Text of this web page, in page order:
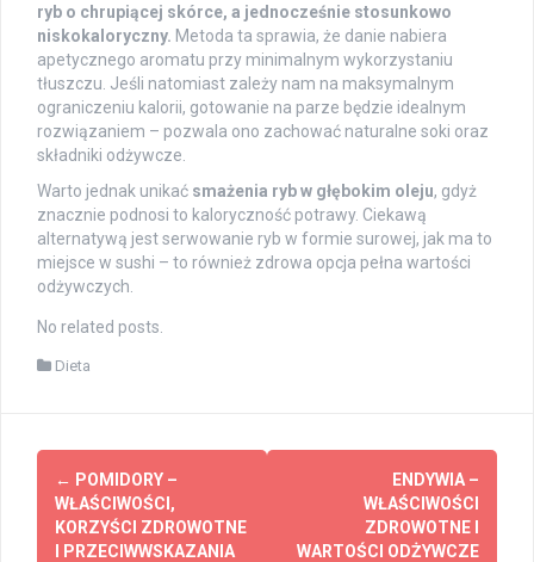
ryb o chrupiącej skórce, a jednocześnie stosunkowo
niskokaloryczny. Metoda ta sprawia, że danie nabiera
apetycznego aromatu przy minimalnym wykorzystaniu
tłuszczu. Jeśli natomiast zależy nam na maksymalnym
ograniczeniu kalorii, gotowanie na parze będzie idealnym
rozwiązaniem – pozwala ono zachować naturalne soki oraz
składniki odżywcze.
Warto jednak unikać smażenia ryb w głębokim oleju, gdyż
znacznie podnosi to kaloryczność potrawy. Ciekawą
alternatywą jest serwowanie ryb w formie surowej, jak ma to
miejsce w sushi – to również zdrowa opcja pełna wartości
odżywczych.
No related posts.
Dieta
Post
navigation
← POMIDORY –
WŁAŚCIWOŚCI,
KORZYŚCI ZDROWOTNE
I PRZECIWWSKAZANIA
ENDYWIA –
WŁAŚCIWOŚCI
ZDROWOTNE I
WARTOŚCI ODŻYWCZE